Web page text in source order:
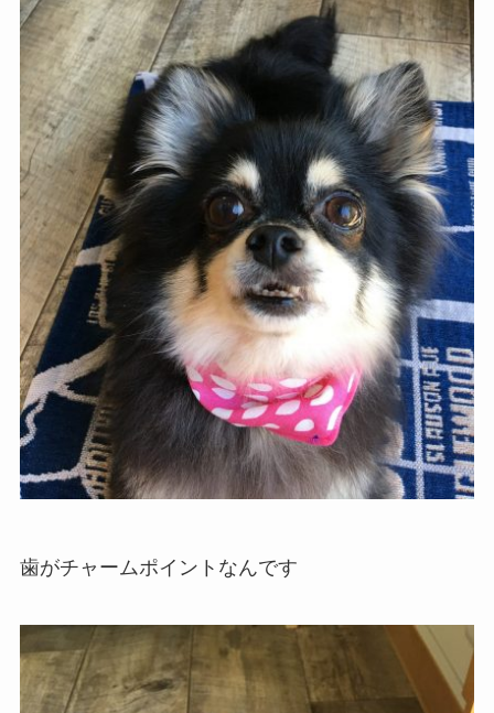
歯がチャームポイントなんです